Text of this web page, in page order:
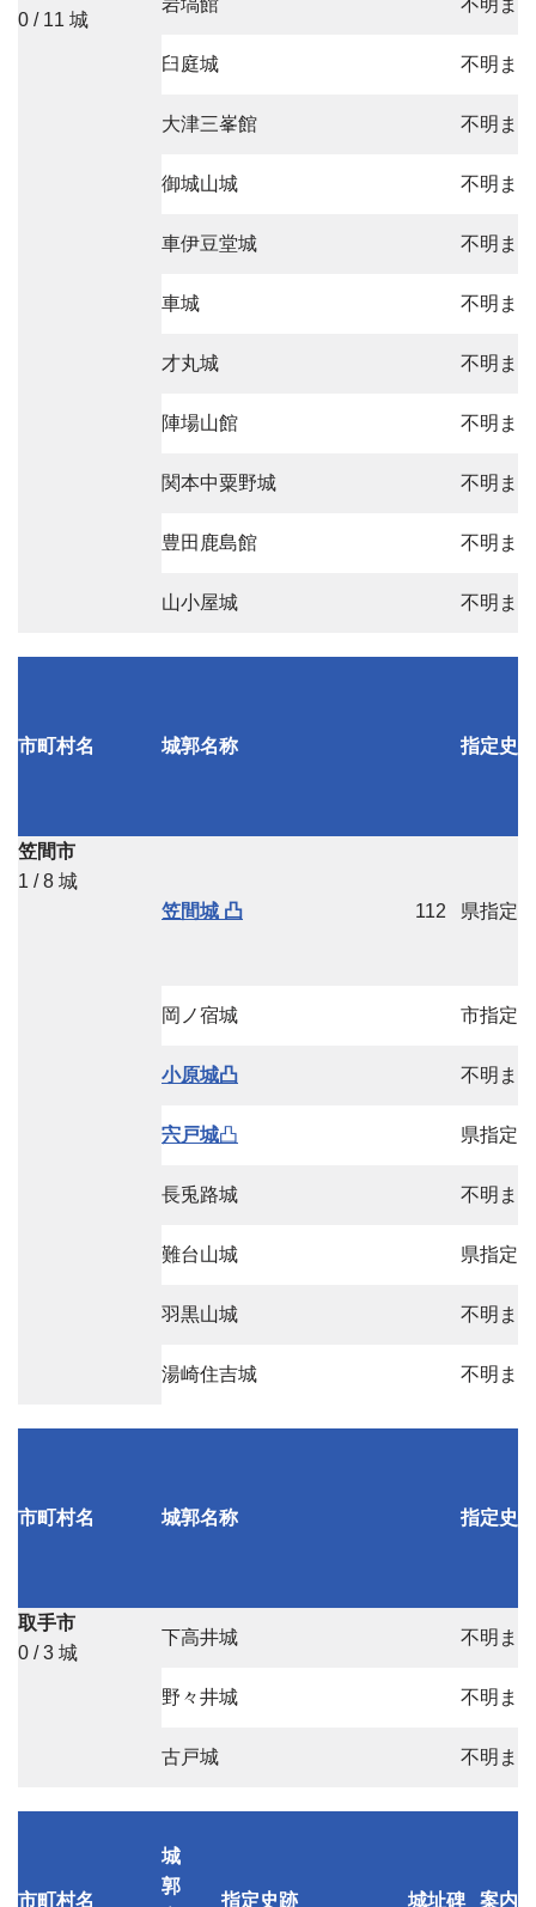
0 / 11 城
岩塙館 不明ま
臼庭城 不明ま
大津三峯館 不明ま
御城山城 不明ま
車伊豆堂城 不明ま
車城 不明ま
才丸城 不明ま
陣場山館 不明ま
関本中粟野城 不明ま
豊田鹿島館 不明ま
山小屋城 不明ま
市町村名 城郭名称 指定史跡
笠間市
1 / 8 城
笠間城 凸
112 県指定
岡ノ宿城 市指定
小原城凸 不明ま
宍戸城凸 県指定
長兎路城 不明ま
難台山城 県指定
羽黒山城 不明ま
湯崎住吉城 不明ま
市町村名 城郭名称 指定史跡
取手市
0 / 3 城
下高井城 不明ま
野々井城 不明ま
古戸城 不明ま
市町村名
城
郭
指定史跡 城址碑 案内板